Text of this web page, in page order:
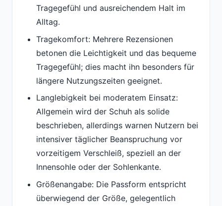
Tragegefühl und ausreichendem Halt im
Alltag.
Tragekomfort: Mehrere Rezensionen
betonen die Leichtigkeit und das bequeme
Tragegefühl; dies macht ihn besonders für
längere Nutzungszeiten geeignet.
Langlebigkeit bei moderatem Einsatz:
Allgemein wird der Schuh als solide
beschrieben, allerdings warnen Nutzern bei
intensiver täglicher Beanspruchung vor
vorzeitigem Verschleiß, speziell an der
Innensohle oder der Sohlenkante.
Größenangabe: Die Passform entspricht
überwiegend der Größe, gelegentlich